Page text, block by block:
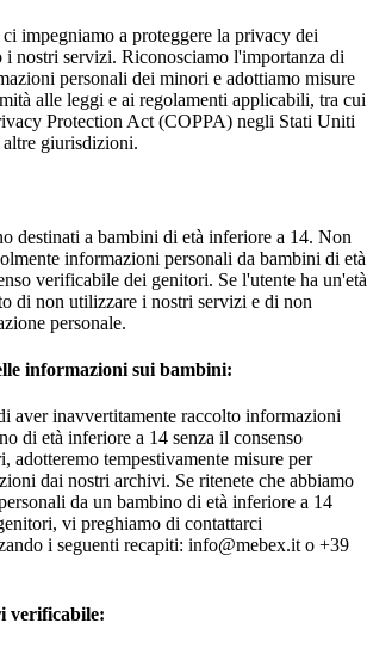
impegniamo a proteggere la privacy dei
nostri servizi. Riconosciamo l'importanza di
personali dei minori e adottiamo misure
alle leggi e ai regolamenti applicabili, tra cui
Protection Act (COPPA) negli Stati Uniti
giurisdizioni.
destinati a bambini di età inferiore a 14. Non
informazioni personali da bambini di età
verificabile dei genitori. Se l'utente ha un'età
di non utilizzare i nostri servizi e di non
personale.
informazioni sui bambini:
aver inavvertitamente raccolto informazioni
di età inferiore a 14 senza il consenso
adotteremo tempestivamente misure per
dai nostri archivi. Se ritenete che abbiamo
da un bambino di età inferiore a 14
vi preghiamo di contattarci
i seguenti recapiti: info@mebex.it o +39
verificabile: